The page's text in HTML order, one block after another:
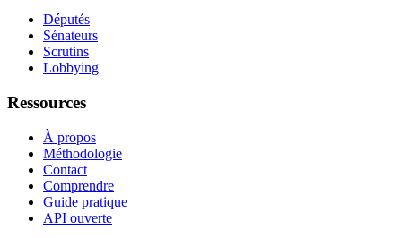
Députés
Sénateurs
Scrutins
Lobbying
Ressources
À propos
Méthodologie
Contact
Comprendre
Guide pratique
API ouverte